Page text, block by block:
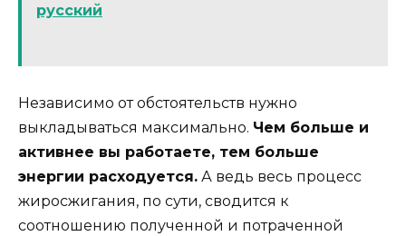
русский
Независимо от обстоятельств нужно
выкладываться максимально. Чем больше и
активнее вы работаете, тем больше
энергии расходуется. А ведь весь процесс
жиросжигания, по сути, сводится к
соотношению полученной и потраченной